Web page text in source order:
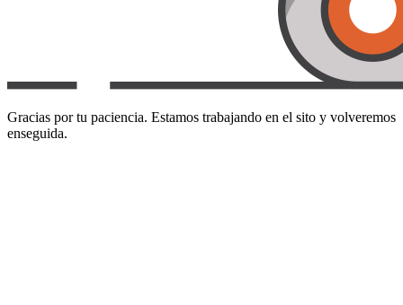
Gracias por tu paciencia. Estamos trabajando en el sito y volveremos
enseguida.